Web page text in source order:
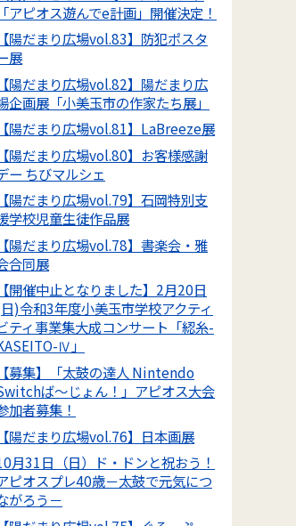
「アピオス遊んでe計画」開催決定！
【陽だまり広場vol.83】防犯ポスタ
展
【陽だまり広場vol.82】陽だまり広
企画展「小美玉市の作家たち展」
【陽だまり広場vol.81】LaBreeze展
【陽だまり広場vol.80】お客様感謝
ー ちびマルシェ
【陽だまり広場vol.79】石岡特別支
学校児童生徒作品展
【陽だまり広場vol.78】書楽会・雅
合同展
【開催中止となりました】2月20日
)令和3年度小美玉市学校アクティ
ティ事業集大成コンサート「綛糸-
Ⅳ」
【募集】「太鼓の達人 Nintendo
ば～じょん！」アピオス大会
加者募集！
【陽だまり広場vol.76】日本画展
月31日（日）ド・ドンと祝おう！
ピオスプレ40歳－太鼓で元気につ
がろう－